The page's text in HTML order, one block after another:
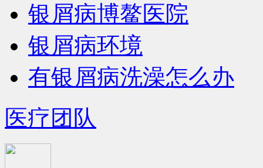
银屑病博鳌医院
银屑病环境
有银屑病洗澡怎么办
医疗团队